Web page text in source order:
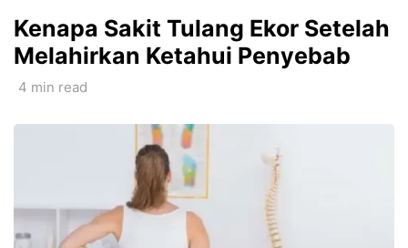
Kenapa Sakit Tulang Ekor Setelah
Melahirkan Ketahui Penyebab
4 min read